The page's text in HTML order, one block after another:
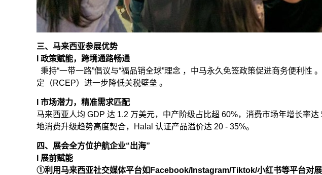
三、马来西亚参展优势
l 政策赋能，跨境通路畅通
秉持“一带一路”倡议与“福品销全球”理念 ，中马永久免签政策促进商务便利
定（RCEP）进一步降低关税壁垒 。
l 市场潜力，精准需求匹配
马来西亚人均 GDP 达 1.2 万美元，中产阶级占比超 60%，消费市场年增长率
地消费升级趋势高度契合，Halal 认证产品溢价达 20 - 35%。
四、展会全方位护航企业“出海”
l 展前赋能
①利用马来西亚社交媒体平台如Facebook/Instagram/Tiktok/小红书等平台对展